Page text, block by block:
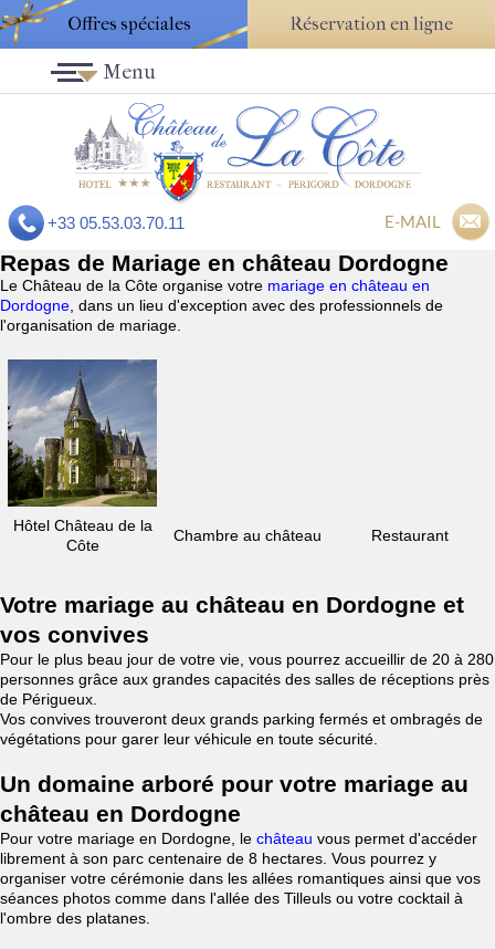
Offres spéciales Réservation en ligne
+33 05.53.03.70.11 E-MAIL
Menu
Repas de Mariage en château Dordogne
Le Château de la Côte organise votre mariage en château en
Dordogne , dans un lieu d'exception avec des professionnels de
l'organisation de mariage.
Hôtel Château de la
Côte
Chambre au château Restaurant
Votre mariage au château en Dordogne et
vos convives
Pour le plus beau jour de votre vie, vous pourrez accueillir de 20 à 280
personnes grâce aux grandes capacités des salles de réceptions près
de Périgueux.
Vos convives trouveront deux grands parking fermés et ombragés de
végétations pour garer leur véhicule en toute sécurité.
Un domaine arboré pour votre mariage au
château en Dordogne
Pour votre mariage en Dordogne, le château vous permet d'accéder
librement à son parc centenaire de 8 hectares. Vous pourrez y
organiser votre cérémonie dans les allées romantiques ainsi que vos
séances photos comme dans l'allée des Tilleuls ou votre cocktail à
l'ombre des platanes.